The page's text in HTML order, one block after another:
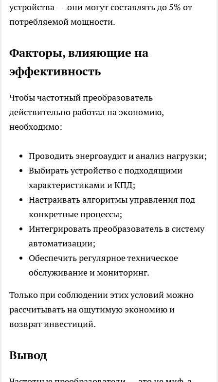
устройства — они могут составлять до 5% от
потребляемой мощности.
Факторы, влияющие на
эффективность
Чтобы частотный преобразователь
действительно работал на экономию,
необходимо:
Проводить энергоаудит и анализ нагрузки;
Выбирать устройство с подходящими
характеристиками и КПД;
Настраивать алгоритмы управления под
конкретные процессы;
Интегрировать преобразователь в систему
автоматизации;
Обеспечить регулярное техническое
обслуживание и мониторинг.
Только при соблюдении этих условий можно
рассчитывать на ощутимую экономию и
возврат инвестиций.
Вывод